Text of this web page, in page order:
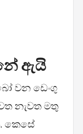
ඇයි
වන ඩෙංගු
නැවත මතු
කෙසේ